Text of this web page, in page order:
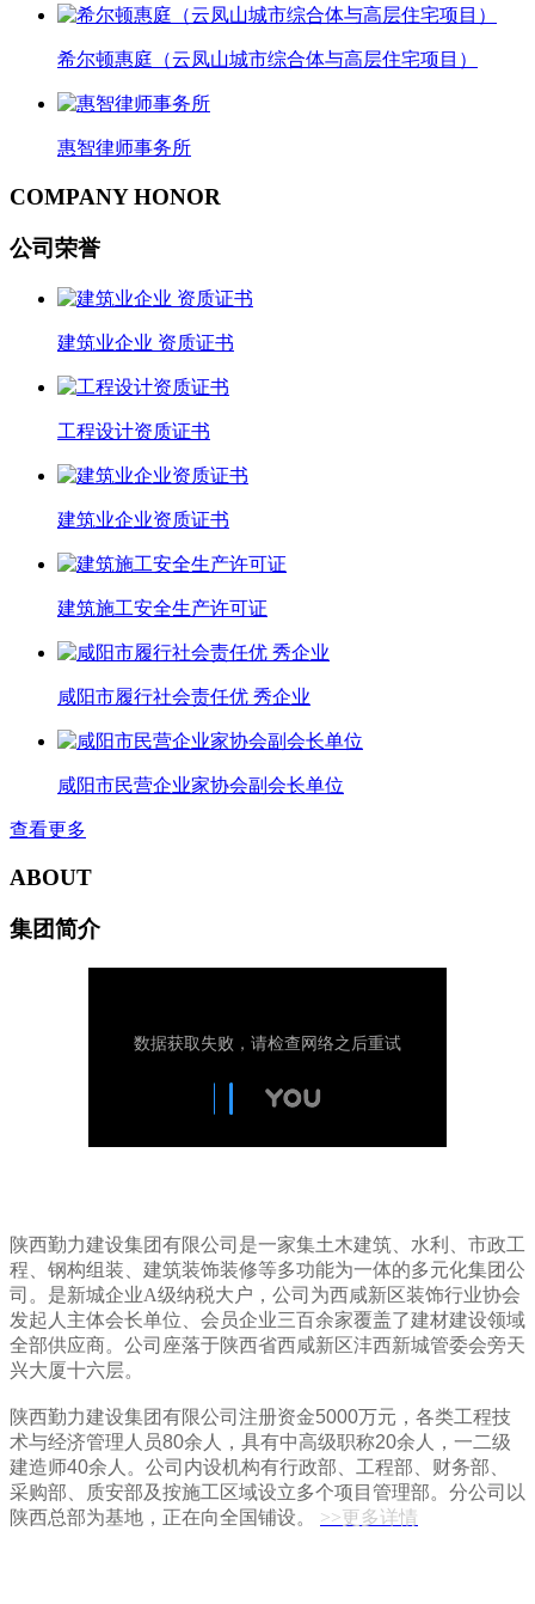
希尔顿惠庭（云凤山城市综合体与高层住宅项目）
惠智律师事务所
COMPANY HONOR
公司荣誉
建筑业企业 资质证书
工程设计资质证书
建筑业企业资质证书
建筑施工安全生产许可证
咸阳市履行社会责任优 秀企业
咸阳市民营企业家协会副会长单位
查看更多
ABOUT
集团简介
陕西勤力建设集团有限公司是一家集土木建筑、水利、市政工
程、钢构组装、建筑装饰装修等多功能为一体的多元化集团公
司。是新城企业A级纳税大户，公司为西咸新区装饰行业协会
发起人主体会长单位、会员企业三百余家覆盖了建材建设领域
全部供应商。公司座落于陕西省西咸新区沣西新城管委会旁天
兴大厦十六层。
陕西勤力建设集团有限公司 注册资金5000万元，各类工程技
术与经济管理人员80余人，具有中高级职称20余人，一二级
建造师40余人。公司内设机构有行政部、工程部、财务部、
采购部、质安部及按施工区域设立多个项目管理部。分公司以
陕西总部为基地，正在向全国铺设。
>>更多详情